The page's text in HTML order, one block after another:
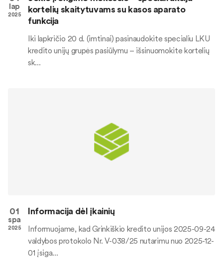
lap
2025
kortelių skaitytuvams su kasos aparato
funkcija
Iki lapkričio 20 d. (imtinai) pasinaudokite specialiu LKU
kredito unijų grupės pasiūlymu – išsinuomokite kortelių
sk...
01
spa
2025
Informacija dėl įkainių
Informuojame, kad Grinkiškio kredito unijos 2025-09-24
valdybos protokolo Nr. V-038/25 nutarimu nuo 2025-12-
01 įsiga...